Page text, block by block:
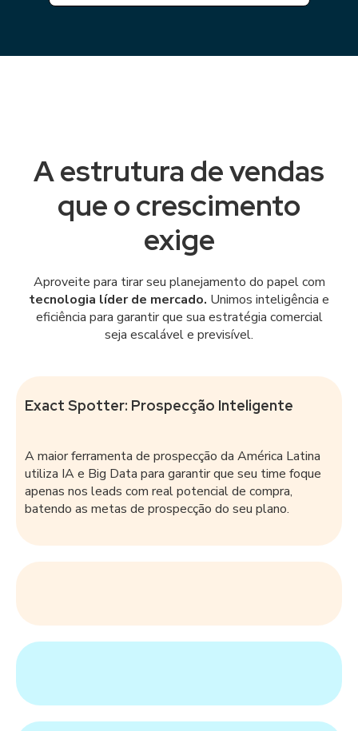
A estrutura de vendas
que o crescimento
exige
Aproveite para tirar seu planejamento do papel com
tecnologia líder de mercado. Unimos inteligência e
eficiência para garantir que sua estratégia comercial
seja escalável e previsível.
Exact Spotter: Prospecção Inteligente
A maior ferramenta de prospecção da América Latina
utiliza IA e Big Data para garantir que seu time foque
apenas nos leads com real potencial de compra,
batendo as metas de prospecção do seu plano.